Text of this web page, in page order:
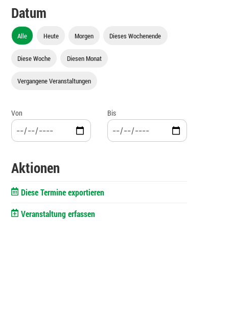
Datum
Alle Heute Morgen Dieses Wochenende
Diese Woche Diesen Monat
Vergangene Veranstaltungen
Von Bis
Aktionen
Diese Termine exportieren
Veranstaltung erfassen